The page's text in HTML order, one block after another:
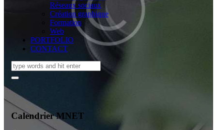
Réseaux sociaux
Création graphique
Formation
Web
PORTFOLIO
CONTACT
Calendrier MNET